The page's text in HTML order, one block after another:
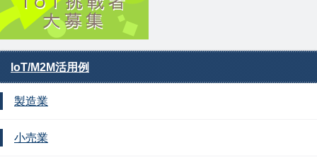
IoT/M2M活用例
製造業
小売業